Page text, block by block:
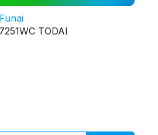
Funai
TODAI